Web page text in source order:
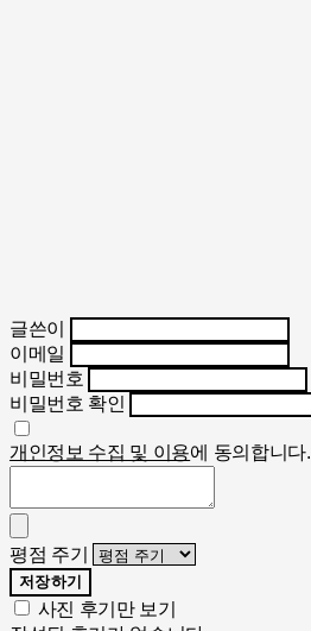
글쓴이
이메일
비밀번호
비밀번호 확인
개인정보 수집 및 이용에 동의합니다.
평점 주기
저장하기
사진 후기만 보기